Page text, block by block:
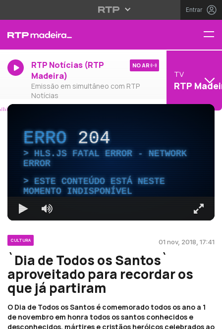
Entrar
RTP Notícias (RTP
Madeira)
Emissão em simultâneo com RTP
Notícias
NO AR
TV
RTP
ERRO204
HLS.JS FATAL ERROR - NETWORK
ERROR
ESTE CONTEÚDO ESTÁ NESTE
MOMENTO INDISPONÍVEL
CULTURA 01 nov, 2018, 17:41
`Dia de Todos os Santos`
aproveitado para recordar os
que já partiram
O Dia de Todos os Santos é comemorado todos os ano a 1
de novembro em honra todos os santos conhecidos e
desconhecidos, mártires e cristãos heróicos celebrados ao